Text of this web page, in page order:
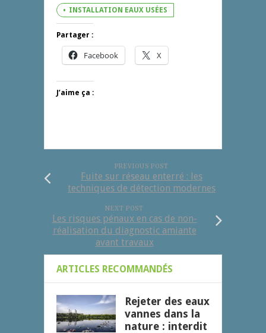
INSTALLATION EAUX USÉES
Partager :
Facebook X
J’aime ça :
PREVIOUS POST
Fuite sur réseau enterré : les
techniques de détection modernes
NEXT POST
Les risques pénaux en cas de non-
réalisation du diagnostic amiante
avant travaux
ARTICLES RECOMMANDÉS
Rejeter des eaux
vannes dans la
nature : interdit